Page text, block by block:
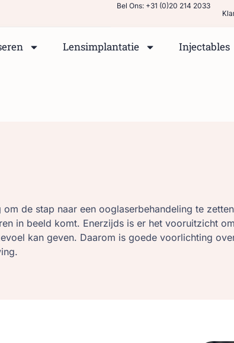
Bel Ons: +31 (0)20 214 2033
Lensimplantatie Injectables
de stap naar een ooglaserbehandeling te
in beeld komt. Enerzijds is er het vooruitzicht
kan geven. Daarom is goede voorlichting